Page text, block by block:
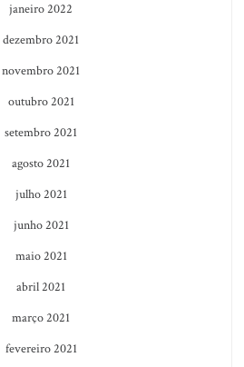
janeiro 2022
dezembro 2021
novembro 2021
outubro 2021
setembro 2021
agosto 2021
julho 2021
junho 2021
maio 2021
abril 2021
março 2021
fevereiro 2021